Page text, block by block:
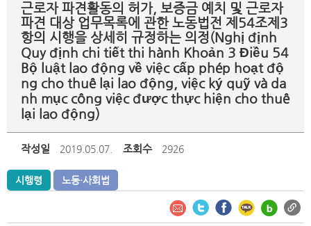
근로자 파견활동의 허가, 보증금 예치 및 근로자
파견 대상 업무목록에 관한 노동법전 제54조제3
항의 시행을 상세히 규정하는 의정(Nghị định
Quy định chi tiết thi hành Khoản 3 Điều 54
Bộ luật lao động về việc cấp phép hoạt độ
ng cho thuê lại lao động, việc ký quỹ và da
nh mục công việc được thực hiện cho thuê
lại lao động)
작성일 2019.05.07. 조회수 2926
시행령 노동·사회법